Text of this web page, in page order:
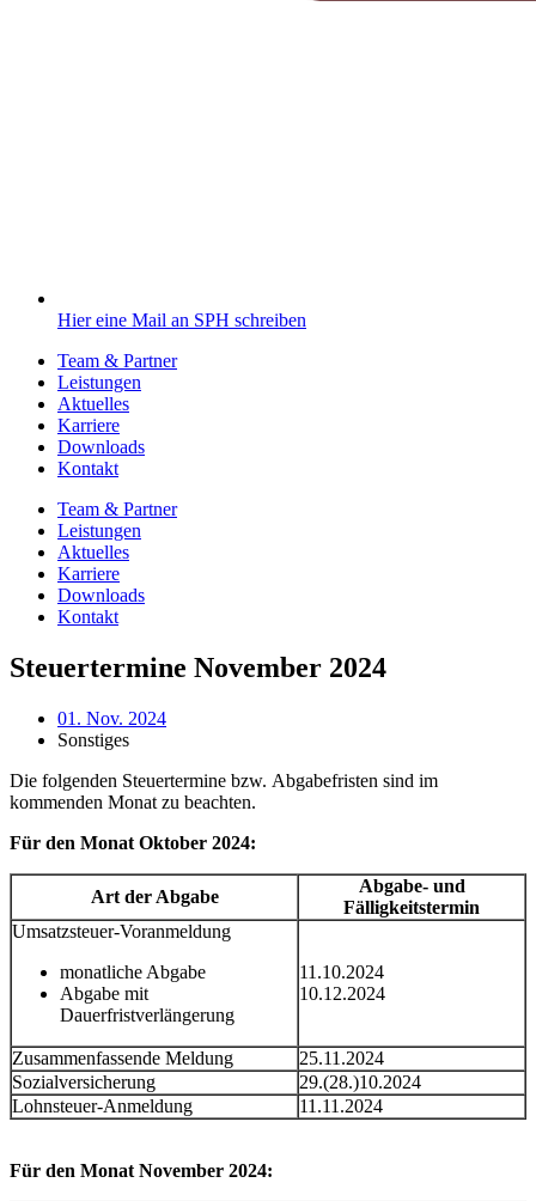
Hier eine Mail an SPH schreiben
Team & Partner
Leistungen
Aktuelles
Karriere
Downloads
Kontakt
Team & Partner
Leistungen
Aktuelles
Karriere
Downloads
Kontakt
Steuertermine November 2024
01. Nov. 2024
Sonstiges
Die folgenden Steuertermine bzw. Abgabefristen sind im
kommenden Monat zu beachten.
Für den Monat Oktober 2024:
Art der Abgabe
Abgabe- und
Fälligkeitstermin
Umsatzsteuer-Voranmeldung
monatliche Abgabe
Abgabe mit
Dauerfristverlängerung
11.10.2024
10.12.2024
Zusammenfassende Meldung
25.11.2024
Sozialversicherung
29.(28.)10.2024
Lohnsteuer-Anmeldung
11.11.2024
Für den Monat November 2024: